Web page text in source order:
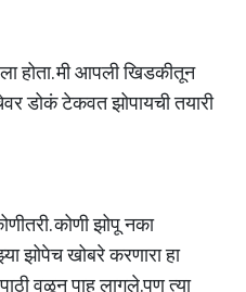
होता. मी आपली खिडकीतून
डोकं टेकवत झोपायची तयारी
कोणी झोपू नका
झोपेच खोबरे करणारा हा